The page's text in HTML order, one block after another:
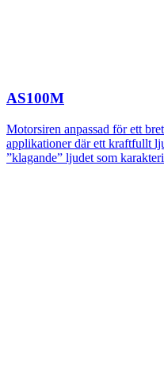
AS100M
Motorsiren anpassad för ett
applikationer där ett kraftfullt
”klagande” ljudet som